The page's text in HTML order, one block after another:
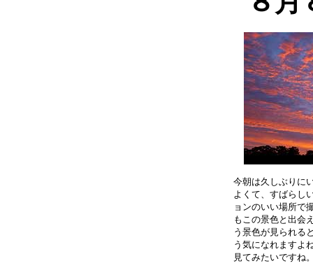
今朝は久しぶりに
よくて、すばらし
ョンのいい場所で
もこの景色と出会
う景色が見られる
う気になれますよ